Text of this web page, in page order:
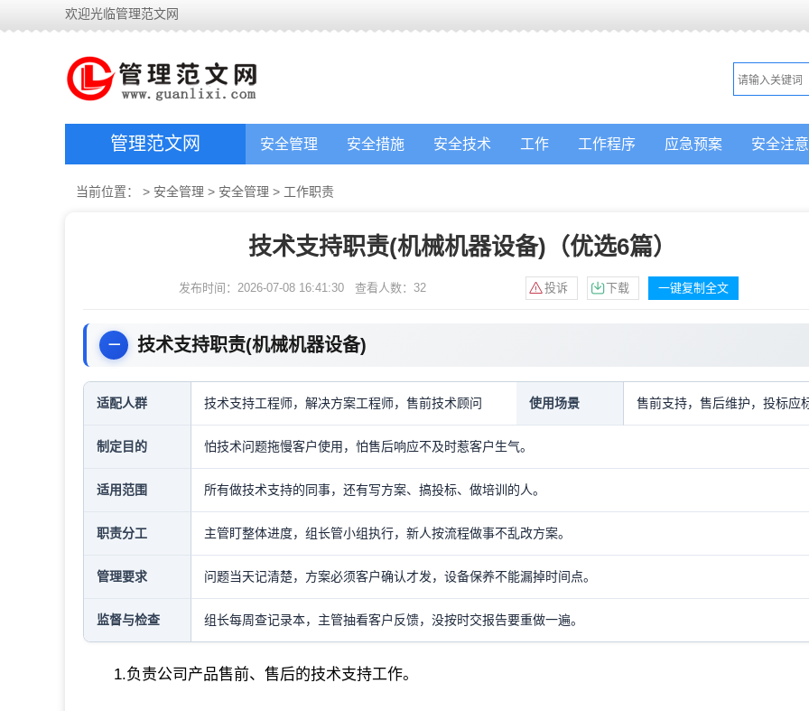
欢迎光临管理范文网
管理范文网 安全管理 安全措施 安全技术 工作 工作程序 应急预案 安全注
当前位置： > 安全管理 > 安全管理 > 工作职责
技术支持职责(机械机器设备)（优选6篇）
发布时间：2026-07-08 16:41:30 查看人数： 32 投诉 下载 一键复制全文
技术支持职责(机械机器设备)
适配人群 技术支持工程师，解决方案工程师，售前技术顾问 使用场景 售前支持，售后维护，投标应
制定目的 怕技术问题拖慢客户使用，怕售后响应不及时惹客户生气。
适用范围 所有做技术支持的同事，还有写方案、搞投标、做培训的人。
职责分工 主管盯整体进度，组长管小组执行，新人按流程做事不乱改方案。
管理要求 问题当天记清楚，方案必须客户确认才发，设备保养不能漏掉时间点。
监督与检查 组长每周查记录本，主管抽看客户反馈，没按时交报告要重做一遍。
1.负责公司产品售前、售后的技术支持工作。